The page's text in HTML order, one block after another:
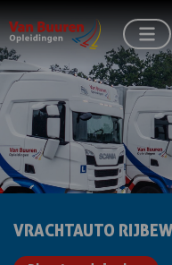
VRACHTAUTO